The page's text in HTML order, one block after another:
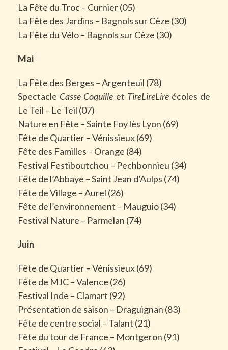
La Fête du Troc – Curnier (05)
La Fête des Jardins – Bagnols sur Cèze (30)
La Fête du Vélo – Bagnols sur Cèze (30)
Mai
La Fête des Berges – Argenteuil (78)
Spectacle Casse Coquille et TireLireLireécoles de
Le Teil – Le Teil (07)
Nature en Fête – Sainte Foy lès Lyon (69)
Fête de Quartier – Vénissieux (69)
Fête des Familles – Orange (84)
Festival Festiboutchou – Pechbonnieu (34)
Fête de l’Abbaye – Saint Jean d’Aulps (74)
Fête de Village – Aurel (26)
Fête de l’environnement – Mauguio (34)
Festival Nature – Parmelan (74)
Juin
Fête de Quartier – Vénissieux (69)
Fête de MJC – Valence (26)
Festival Inde – Clamart (92)
Présentation de saison – Draguignan (83)
Fête de centre social – Talant (21)
Fête du tour de France – Montgeron (91)